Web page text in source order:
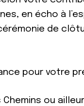
en écho à
de
pour votre
ou